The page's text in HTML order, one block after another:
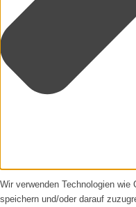
Wir verwenden Technologien
speichern und/oder darauf